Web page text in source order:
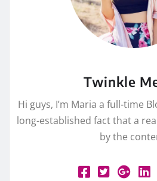
Twinkle
Hi guys, I’m Maria a full-time
long-established fact that a
by the